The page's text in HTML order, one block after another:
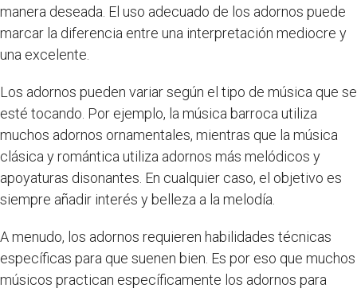
manera deseada. El uso adecuado de los adornos puede
marcar la diferencia entre una interpretación mediocre y
una excelente.
Los adornos pueden variar según el tipo de música que se
esté tocando. Por ejemplo, la música barroca utiliza
muchos adornos ornamentales, mientras que la música
clásica y romántica utiliza adornos más melódicos y
apoyaturas disonantes. En cualquier caso, el objetivo es
siempre añadir interés y belleza a la melodía.
A menudo, los adornos requieren habilidades técnicas
específicas para que suenen bien. Es por eso que muchos
músicos practican específicamente los adornos para